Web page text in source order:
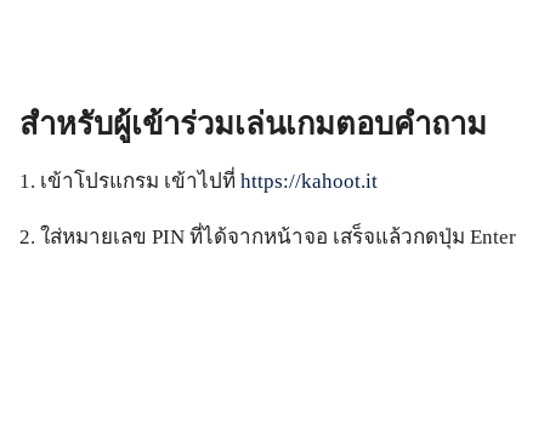
สำหรับผู้เข้าร่วมเล่นเกมตอบคำถาม
1. เข้าโปรแกรม เข้าไปที่ https://kahoot.it
2. ใส่หมายเลข PIN ที่ได้จากหน้าจอ เสร็จแล้วกดปุ่ม Enter